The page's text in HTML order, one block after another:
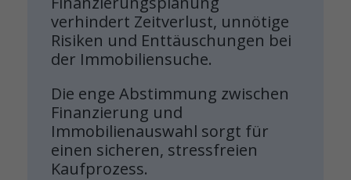
verhindert Zeitverlust, unnötige
Risiken und Enttäuschungen bei
der Immobiliensuche.
Die enge Abstimmung zwischen
Finanzierung und
Immobilienauswahl sorgt für
einen sicheren, stressfreien
Kaufprozess.